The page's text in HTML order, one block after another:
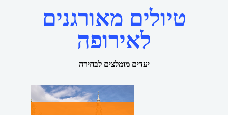
טיולים מאורגנים
לאירופה
יעדים מומלצים לבחירה